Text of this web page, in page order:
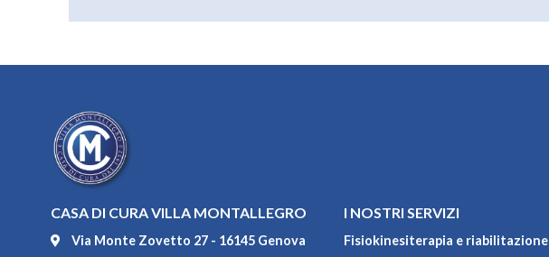
CASA DI CURA VILLA MONTALLEGRO
Via Monte Zovetto 27 - 16145 Genova
I NOSTRI SERVIZI
Fisiokinesiterapia e riabilitazione